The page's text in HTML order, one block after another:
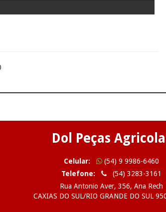
Dol Peças
Celular:
(54) 9 9986-6460
Telefone:
(54) 3283-3161
Rua Antonio Aver, 356, Ana Rech
CAXIAS DO SUL/RIO GRANDE DO SUL